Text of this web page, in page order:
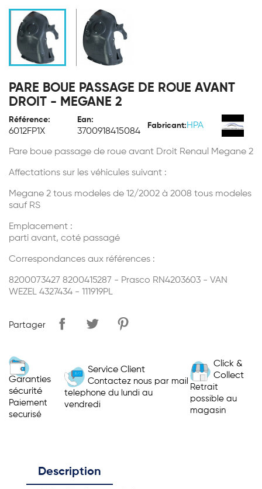
PARE BOUE PASSAGE DE ROUE AVANT
DROIT - MEGANE 2
Référence:
6012FP1X
Ean:
3700918415084
Fabricant: HPA
Pare boue passage de roue avant Droit Renaul Megane 2
Affectations sur les véhicules suivant :
Megane 2 tous modeles de 12/2002 à 2008 tous modeles
sauf RS
Emplacement :
parti avant, coté passagé
Correspondances aux références :
8200073427 8200415287 - Prasco RN4203603 - VAN
WEZEL 4327434 - 111919PL
Partager
Garanties
sécurité
Paiement
securisé
Service Client
Contactez nous par mail
telephone du lundi au
vendredi
Click &
Collect
Retrait
possible au
magasin
Description